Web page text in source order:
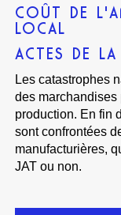
COÛT DE
LOCAL
ACTES DE LA
Les catastrophes
des marchandises
production. En fin
sont confrontées
manufacturières,
JAT ou non.